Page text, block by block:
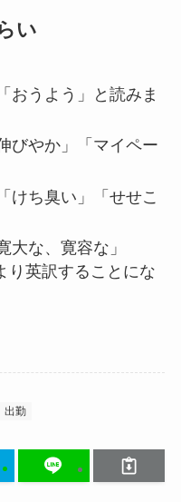
い
おうよう」と読みま
びやか」「マイペー
けち臭い」「せせこ
大な、寛容な」
り英訳することにな
出勤